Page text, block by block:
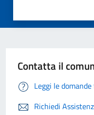
Contatta il
Leggi le
Richiedi